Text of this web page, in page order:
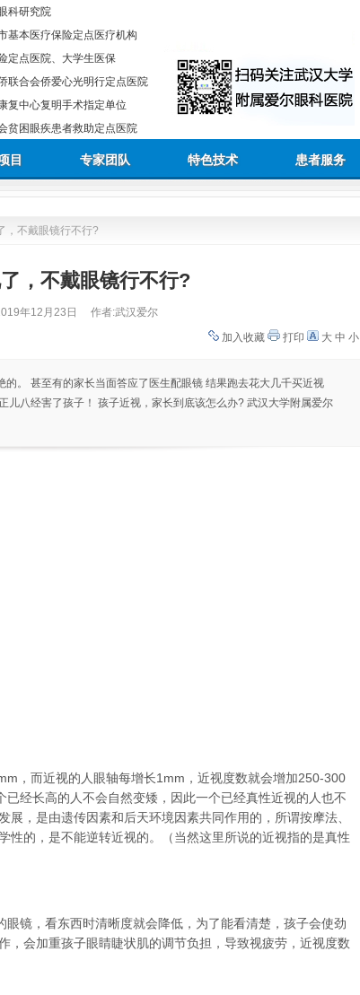
科研究院
基本医疗保险定点医疗机构
定点医院、大学生医保
联合会侨爱心光明行定点医院
复中心复明手术指定单位
贫困眼疾患者救助定点医院
目 专家团队 特色技术 患者服务
，不戴眼镜行不行?
，不戴眼镜行不行?
年12月23日
作者:武汉爱尔
加入收藏
打印 大 中 小
。 甚至有的家长当面答应了医生配眼镜 结果跑去花大几千买近视
儿八经害了孩子！ 孩子近视，家长到底该怎么办? 武汉大学附属爱尔
，而近视的人眼轴每增长1mm，近视度数就会增加250-300
已经长高的人不会自然变矮，因此一个已经真性近视的人也不
，是由遗传因素和后天环境因素共同作用的，所谓按摩法、
性的，是不能逆转近视的。（当然这里所说的近视指的是真性
镜，看东西时清晰度就会降低，为了能看清楚，孩子会使劲
，会加重孩子眼睛睫状肌的调节负担，导致视疲劳，近视度数